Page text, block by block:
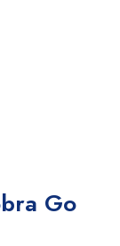
Go